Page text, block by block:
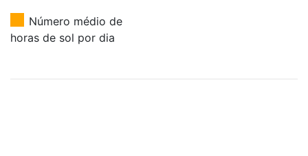
Número médio de
horas de sol por dia